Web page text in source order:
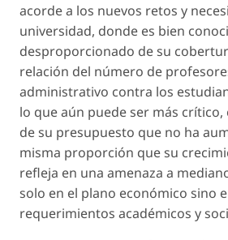
acorde a los nuevos retos y
universidad, donde es bien
desproporcionado de su
relación del número de
administrativo contra los
lo que aún puede ser más crítico,
de su presupuesto que no ha
misma proporción que su
refleja en una amenaza a
solo en el plano económico sino
requerimientos académicos y